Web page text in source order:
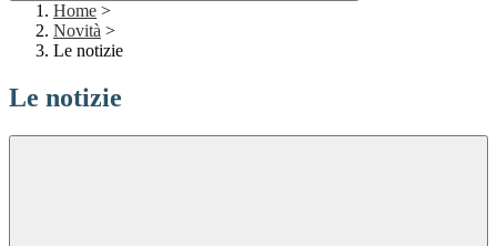
Home >
Novità >
Le notizie
Le notizie